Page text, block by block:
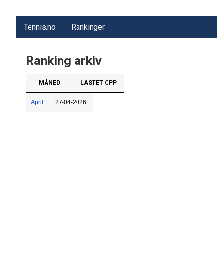
Tennis.no Rankinger
Ranking arkiv
MÅNED LASTET OPP
April 27-04-2026